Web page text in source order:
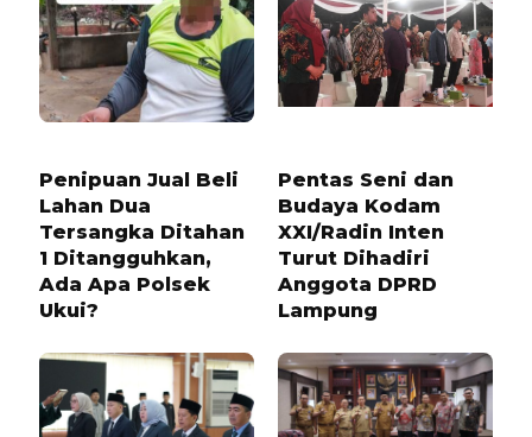
Penipuan Jual Beli
Lahan Dua
Tersangka Ditahan
1 Ditangguhkan,
Ada Apa Polsek
Ukui?
Pentas Seni dan
Budaya Kodam
XXI/Radin Inten
Turut Dihadiri
Anggota DPRD
Lampung